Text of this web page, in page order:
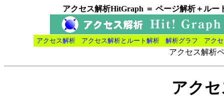
アクセス解析HitGraph ＝ ページ解析＋ル
アクセス解析 アクセス解析とルート解析 解析グラフ アク
アクセス解析
アク